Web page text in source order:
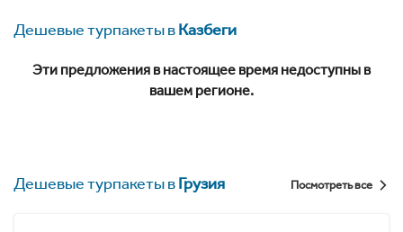
Дешевые турпакеты вКазбеги
Эти предложения в настоящее время недоступны в
вашем регионе.
Дешевые турпакеты вГрузия Посмотреть все